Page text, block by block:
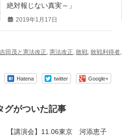
絶対報じない真実～」
2019年1月17日
吉田茂と憲法改正, 憲法改正, 敗戦, 敗戦利得者,
Hatena twitter Google+
グがついた記事
【講演会】11.06東京 河添恵子